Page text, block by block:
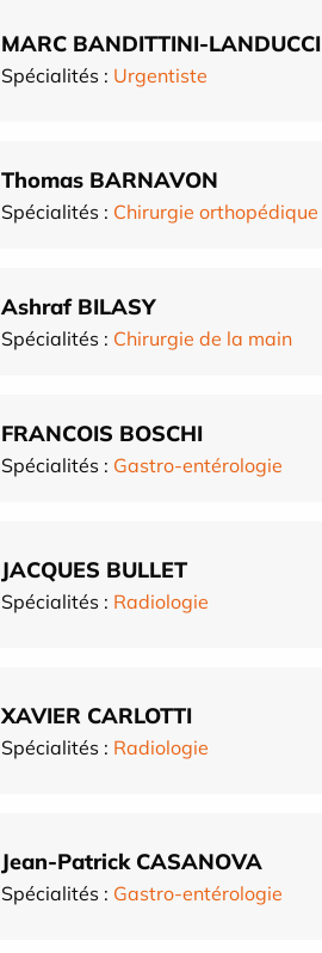
MARC BANDITTINI-LANDUCCI
Spécialités : Urgentiste
Thomas BARNAVON
Spécialités : Chirurgie orthopédique
Ashraf BILASY
Spécialités : Chirurgie de la main
FRANCOIS BOSCHI
Spécialités : Gastro-entérologie
JACQUES BULLET
Spécialités : Radiologie
XAVIER CARLOTTI
Spécialités : Radiologie
Jean-Patrick CASANOVA
Spécialités : Gastro-entérologie